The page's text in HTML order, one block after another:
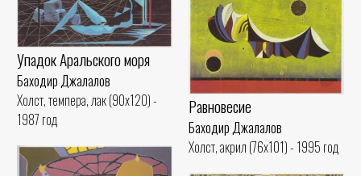
Упадок Аральского моря
Баходир Джалалов
Холст, темпера, лак (90x120) -
1987 год
Равновесие
Баходир Джалалов
Холст, акрил (76x101) - 1995 год